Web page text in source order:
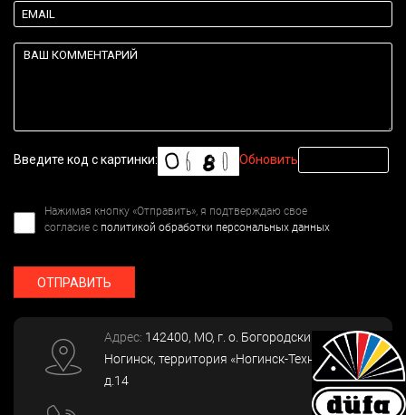
Введите код с картинки: Обновить
Нажимая кнопку «Отправить», я подтверждаю свое
согласие с политикой обработки персональных данных
ОТПРАВИТЬ
Адрес: 142400, МО, г. о. Богородский, г.
Ногинск, территория «Ногинск-Технопарк»,
д.14